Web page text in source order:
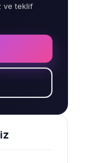
ve teklif